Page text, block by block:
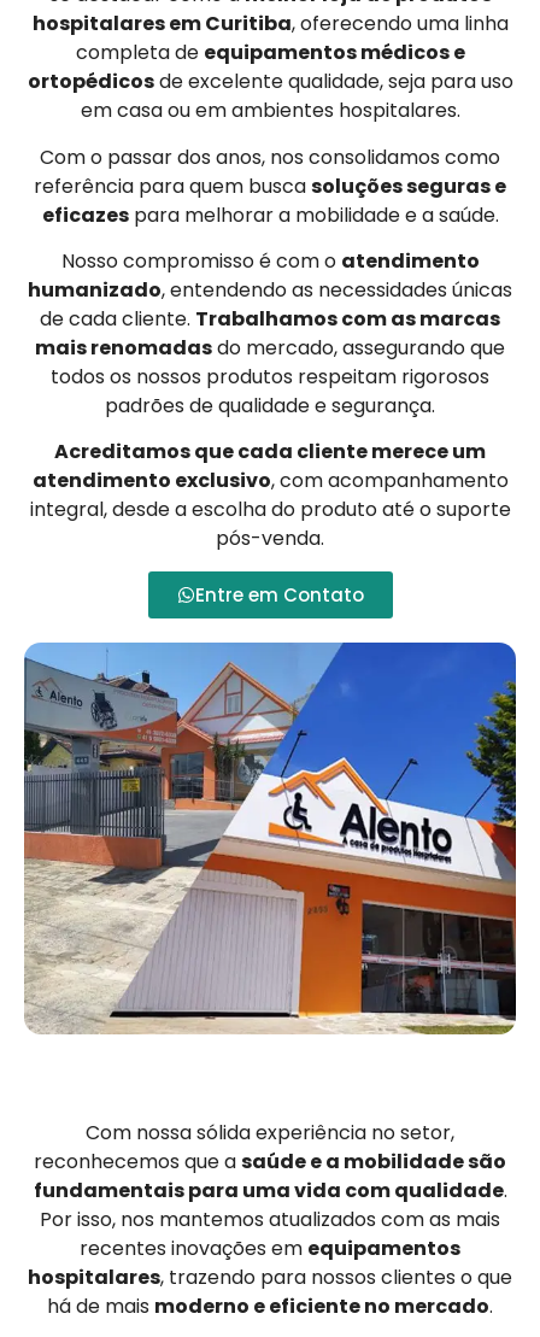
hospitalares em Curitiba, oferecendo uma linha
completa de equipamentos médicos e
ortopédicosde excelente qualidade, seja para uso
em casa ou em ambientes hospitalares.
Com o passar dos anos, nos consolidamos como
referência para quem buscasoluções seguras e
eficazespara melhorar a mobilidade e a saúde.
Nosso compromisso é com o atendimento
humanizado, entendendo as necessidades únicas
de cada cliente. Trabalhamos com as marcas
mais renomadasdo mercado, assegurando que
todos os nossos produtos respeitam rigorosos
padrões de qualidade e segurança.
Acreditamos que cada cliente merece um
atendimento exclusivo, com acompanhamento
integral, desde a escolha do produto até o suporte
pós-venda.
Entre em Contato
Com nossa sólida experiência no setor,
reconhecemos que asaúde e a mobilidade são
fundamentais para uma vida com qualidade.
Por isso, nos mantemos atualizados com as mais
recentes inovações em equipamentos
hospitalares, trazendo para nossos clientes o que
há de mais moderno e eficiente no mercado.